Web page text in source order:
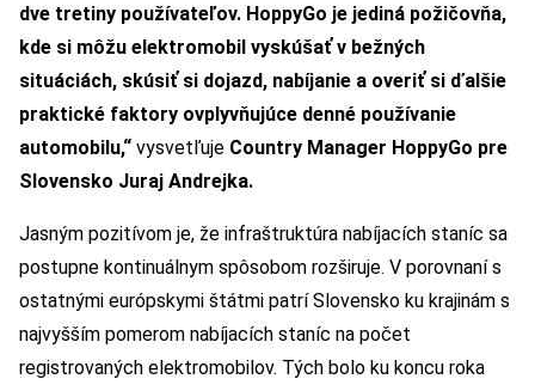
dve tretiny používateľov. HoppyGo je jediná požičovňa,
kde si môžu elektromobil vyskúšať v bežných
situáciách, skúsiť si dojazd, nabíjanie a overiť si ďalšie
praktické faktory ovplyvňujúce denné používanie
automobilu,“ vysvetľuje Country Manager HoppyGo pre
Slovensko Juraj Andrejka.
Jasným pozitívom je, že infraštruktúra nabíjacích staníc sa
postupne kontinuálnym spôsobom rozširuje. V porovnaní s
ostatnými európskymi štátmi patrí Slovensko ku krajinám s
najvyšším pomerom nabíjacích staníc na počet
registrovaných elektromobilov. Tých bolo ku koncu roka